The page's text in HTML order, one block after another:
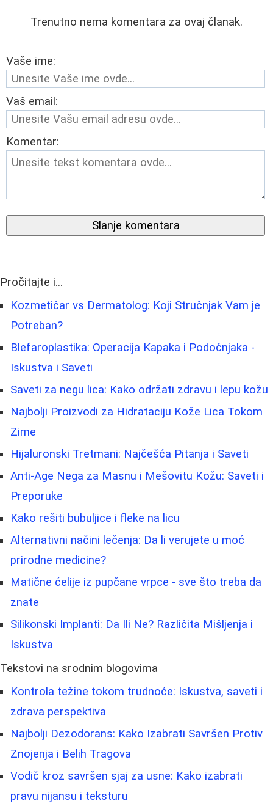
Trenutno nema komentara za ovaj članak.
Vaše ime:
Vaš email:
Komentar:
Slanje komentara
Pročitajte i...
Kozmetičar vs Dermatolog: Koji Stručnjak Vam je
Potreban?
Blefaroplastika: Operacija Kapaka i Podočnjaka -
Iskustva i Saveti
Saveti za negu lica: Kako održati zdravu i lepu kožu
Najbolji Proizvodi za Hidrataciju Kože Lica Tokom
Zime
Hijaluronski Tretmani: Najčešća Pitanja i Saveti
Anti-Age Nega za Masnu i Mešovitu Kožu: Saveti i
Preporuke
Kako rešiti bubuljice i fleke na licu
Alternativni načini lečenja: Da li verujete u moć
prirodne medicine?
Matične ćelije iz pupčane vrpce - sve što treba da
znate
Silikonski Implanti: Da Ili Ne? Različita Mišljenja i
Iskustva
Tekstovi na srodnim blogovima
Kontrola težine tokom trudnoće: Iskustva, saveti i
zdrava perspektiva
Najbolji Dezodorans: Kako Izabrati Savršen Protiv
Znojenja i Belih Tragova
Vodič kroz savršen sjaj za usne: Kako izabrati
pravu nijansu i teksturu